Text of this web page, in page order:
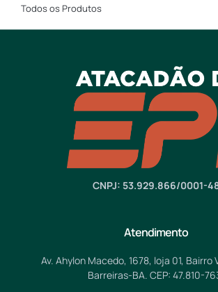
Todos os Produtos
CNPJ: 53.929.866/0001-
Atendimento
Av. Ahylon Macedo, 1678, loja 01, Bairro
Barreiras-BA. CEP: 47.810-